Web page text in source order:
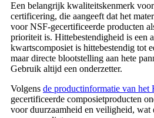
Een belangrijk kwaliteitskenmerk
certificering, die aangeeft dat het
voor NSF-gecertificeerde producten
prioriteit is. Hittebestendigheid is een
kwartscomposiet is hittebestendig tot
maar directe blootstelling aan hete
Gebruik altijd een onderzetter.
Volgens de productinformatie van
gecertificeerde composietproducten
voor duurzaamheid en veiligheid, wat